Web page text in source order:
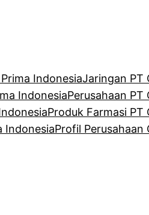
IndonesiaJaringan PT
IndonesiaPerusahaan PT
Produk Farmasi PT
IndonesiaProfil Perusahaan